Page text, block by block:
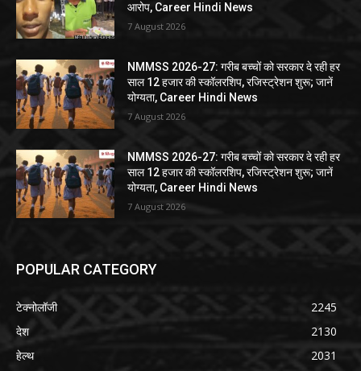
आरोप, Career Hindi News
7 August 2026
NMMSS 2026-27: गरीब बच्चों को सरकार दे रही हर
साल 12 हजार की स्कॉलरशिप, रजिस्ट्रेशन शुरू; जानें
योग्यता, Career Hindi News
7 August 2026
NMMSS 2026-27: गरीब बच्चों को सरकार दे रही हर
साल 12 हजार की स्कॉलरशिप, रजिस्ट्रेशन शुरू; जानें
योग्यता, Career Hindi News
7 August 2026
POPULAR CATEGORY
टेक्नोलॉजी
2245
देश
2130
हेल्थ
2031